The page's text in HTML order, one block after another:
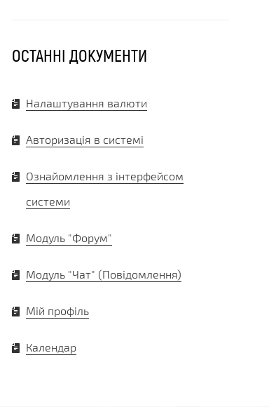
ОСТАННІ ДОКУМЕНТИ
Налаштування валюти
Авторизація в системі
Ознайомлення з інтерфейсом
системи
Модуль "Форум"
Модуль "Чат" (Повідомлення)
Мій профіль
Календар